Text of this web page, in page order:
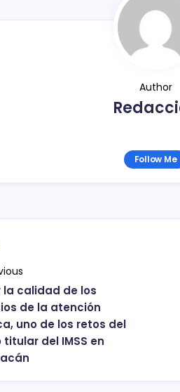
Author
Follow Me
la calidad de los
de la atención
uno de los retos del
titular del IMSS en